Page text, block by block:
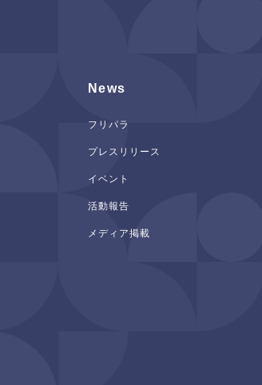
News
フリパラ
プレスリリース
イベント
活動報告
メディア掲載